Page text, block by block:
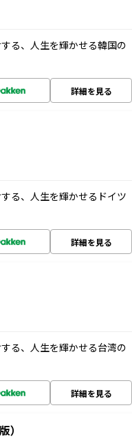
る、人生を輝かせる韓国の
詳細を見る
る、人生を輝かせるドイツ
詳細を見る
る、人生を輝かせる台湾の
詳細を見る
）